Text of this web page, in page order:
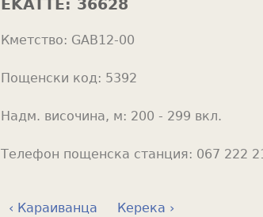
EKATTE: 36628
Кметство: GAB12-00
Пощенски код: 5392
Надм. височина, м: 200 - 299 вкл.
Телефон пощенска станция: 067 222
‹ Караиванца Керека ›